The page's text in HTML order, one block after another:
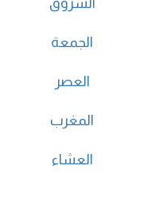
الشروق
الجمعة
العصر
المغرب
العشاء